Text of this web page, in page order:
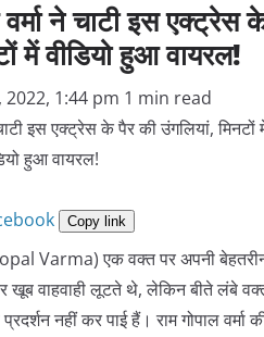
वर्मा ने चाटी इस एक्ट्रेस
में वीडियो हुआ वायरल!
1:44 pm 1 min read
Copy link
Varma) एक वक्त पर अपनी
वाहवाही लूटते थे, लेकिन बीते लंबे
नहीं कर पाई हैं। राम गोपाल वर्मा